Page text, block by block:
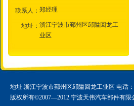
联系人： 郑经理
地址： 浙江宁波市鄞州区邱隘回龙工
业区
地址:浙江宁波市鄞州区邱隘回龙工业区 电话：
版权所有©2007—2012 宁波天伟汽车部件有限